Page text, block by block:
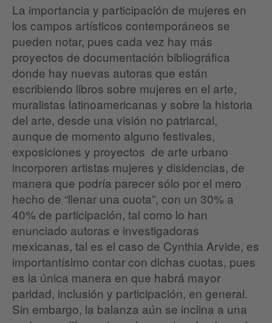
La importancia y participación de mujeres en
los campos artísticos contemporáneos se
pueden notar, pues cada vez hay más
proyectos de documentación bibliográfica
donde hay nuevas autoras que están
escribiendo libros sobre mujeres en el arte,
muralistas latinoamericanas y sobre la historia
del arte, desde una visión no patriarcal,
aunque de momento alguno festivales,
exposiciones y proyectos de arte urbano
incorporen artistas mujeres y disidencias, de
manera que podría parecer sólo por el mero
hecho de “llenar una cuota”, con un 30% a
40% de participación, tal como lo han
enunciado autoras e investigadoras
mexicanas, tal es el caso de Cynthia Arvide, es
importantísimo contar con dichas cuotas, pues
es la única manera en que habrá mayor
paridad, inclusión y participación, en general.
Sin embargo, la balanza aún se inclina a una